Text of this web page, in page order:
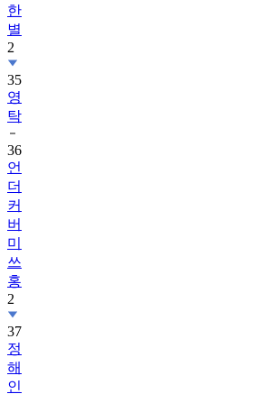
한
별
2
35
영
탁
36
언
더
커
버
미
쓰
홍
2
37
정
해
인